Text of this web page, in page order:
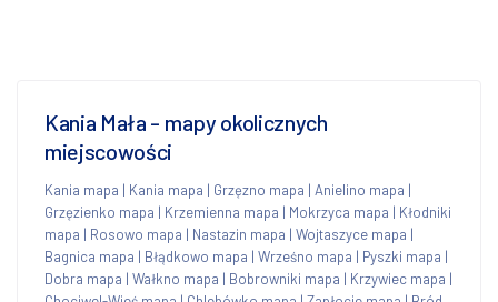
Kania Mała - mapy okolicznych
miejscowości
Kania mapa | Kania mapa | Grzęzno mapa | Anielino mapa |
Grzęzienko mapa | Krzemienna mapa | Mokrzyca mapa | Kłodniki
mapa | Rosowo mapa | Nastazin mapa | Wojtaszyce mapa |
Bagnica mapa | Błądkowo mapa | Wrześno mapa | Pyszki mapa |
Dobra mapa | Wałkno mapa | Bobrowniki mapa | Krzywiec mapa |